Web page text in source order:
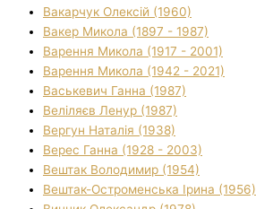
Вакарчук Олексій (1960)
Вакер Микола (1897 - 1987)
Варення Микола (1917 - 2001)
Варення Микола (1942 - 2021)
Васькевич Ганна (1987)
Веліляєв Ленур (1987)
Вергун Наталія (1938)
Верес Ганна (1928 - 2003)
Вештак Володимир (1954)
Вештак-Остроменська Ірина (1956)